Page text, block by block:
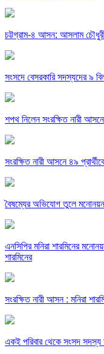
চট্টগ্রাম-৪ আসন: আসলাম
সংসদে বেসরকারি সদস্যদের ৯
শপথ নিলেন সংরক্ষিত নারী
সংরক্ষিত নারী আসনে ৪৯
বৈষম্যের অভিযোগ তুলে
এনসিপির মনিরা শারমিনের
শারমিনের
সংরক্ষিত নারী আসন : মনিরা
একই পরিবার থেকে সংসদ